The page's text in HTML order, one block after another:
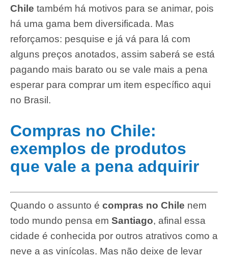
Chile também há motivos para se animar, pois
há uma gama bem diversificada. Mas
reforçamos: pesquise e já vá para lá com
alguns preços anotados, assim saberá se está
pagando mais barato ou se vale mais a pena
esperar para comprar um item específico aqui
no Brasil.
Compras no Chile:
exemplos de produtos
que vale a pena adquirir
Quando o assunto é compras no Chile nem
todo mundo pensa em Santiago, afinal essa
cidade é conhecida por outros atrativos como a
neve a as vinícolas. Mas não deixe de levar